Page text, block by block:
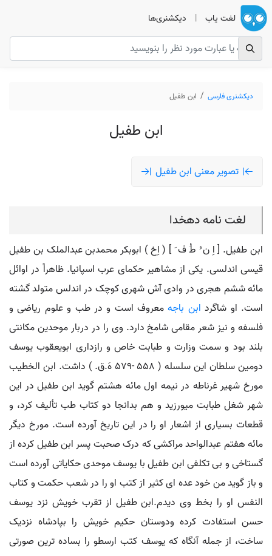
لغت یاب | دیکشنری‌ها
دیکشنری فارسی ابن طفیل
ابن طفیل
تصویر معنی ابن طفیل
لغت نامه دهخدا
ابن طفیل. [ اِ ن ُ طُ ف َ ] ( اِخ ) ابوبکر محمدبن عبدالملک بن طفیل
قیسی اندلسی. یکی از مشاهیر حکمای عرب اسپانیا. ظاهراً در اوائل
مائه ششم هجری در وادی آش شهری کوچک در اندلس متولد گشته
است. او شاگرد ابن باجهمعروف است و در طب و علوم ریاضی و
فلسفه و نیز شعر مقامی شامخ دارد. وی را در دربار موحدین مکانتی
بلند بود و سمت وزارت و طبابت خاص و رازداری ابویعقوب یوسف
دومین سلطان این سلسله ( 558 -579 هَ.ق. ) داشت. ابن الخطیب
مورخ شهیر غرناطه در نیمه اول مائه هشتم گوید ابن طفیل در این
شهر شغل طبابت میورزید و هم بدانجا دو کتاب طب تألیف کرد، و
قطعات بسیاری از اشعار او را در این تاریخ آورده است. مورخ دیگر
مائه هفتم عبدالواحد مراکشی که درک صحبت پسر ابن طفیل کرده از
گستاخی و بی تکلفی ابن طفیل با یوسف موحدی حکایاتی آورده است
و باز گوید من خود عده ای کثیر از کتب او را در شعب حکمت و کتاب
النفس او را بخط وی دیدم.ابن طفیل از تقرب خویش نزد یوسف
حسن استفادت کرده ودوستان حکیم خویش را بپادشاه نزدیک
ساخت، از جمله آنگاه که یوسف کتب ارسطو را بساده ترین صورتی